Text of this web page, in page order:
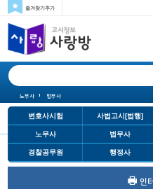
즐겨찾기추가
노무사
법무사
노무사
법무사
변호사시험
LEET 사법고시
변호사시험 사법고시[법행]
노무사 법무사
경찰공무원 행정사
인